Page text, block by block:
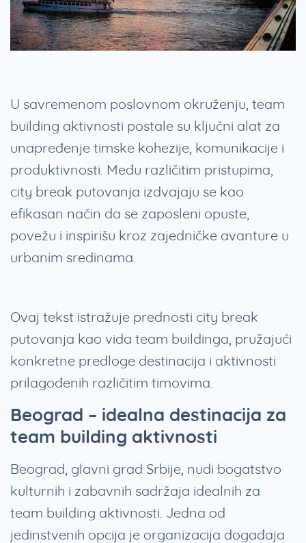
U savremenom poslovnom okruženju, team
building aktivnosti postale su ključni alat za
unapređenje timske kohezije, komunikacije i
produktivnosti. Među različitim pristupima,
city break putovanja izdvajaju se kao
efikasan način da se zaposleni opuste,
povežu i inspirišu kroz zajedničke avanture u
urbanim sredinama.
Ovaj tekst istražuje prednosti city break
putovanja kao vida team buildinga, pružajući
konkretne predloge destinacija i aktivnosti
prilagođenih različitim timovima.
Beograd – idealna destinacija za
team building aktivnosti
Beograd, glavni grad Srbije, nudi bogatstvo
kulturnih i zabavnih sadržaja idealnih za
team building aktivnosti. Jedna od
jedinstvenih opcija je organizacija događaja